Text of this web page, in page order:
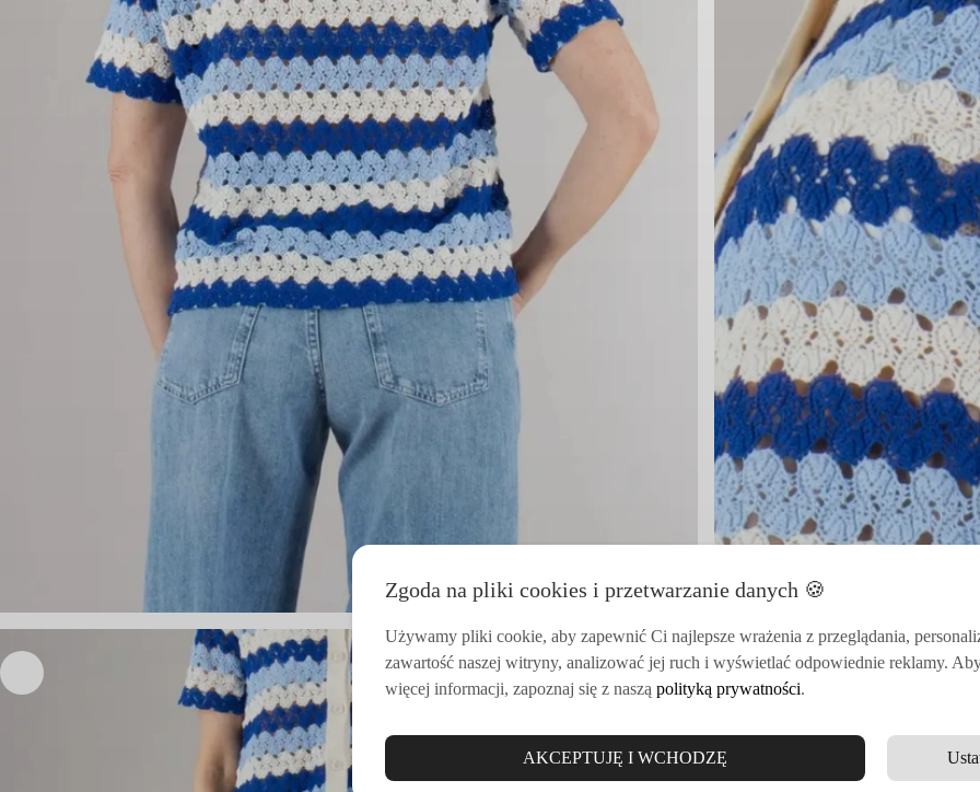
Zgoda na pliki cookies i przetwarzanie danych 🍪
Używamy pliki cookie, aby zapewnić Ci najlepsze wrażenia z przeglądania,
zawartość naszej witryny, analizować jej ruch i wyświetlać odpowiednie reklamy.
więcej informacji, zapoznaj się z naszą polityką prywatności.
AKCEPTUJĘ I WCHODZĘ